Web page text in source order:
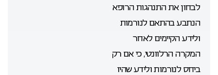
לבחון את התנהגות הרופא
הנתבע בהתאם לנורמות
ולידע הקיימים לאחר
המקרה הרלוונטי, כי אם רק
ביחס לנורמות ולידע שהיו